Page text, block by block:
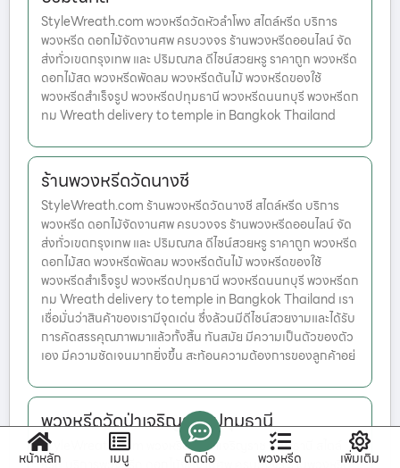
StyleWreath.com พวงหรีดวัดหัวลำโพง สไตล์หรีด บริการ
พวงหรีด ดอกไม้จัดงานศพ ครบวงจร ร้านพวงหรีดออนไลน์ จัด
ส่งทั่วเขตกรุงเทพ และ ปริมณฑล ดีไซน์สวยหรู ราคาถูก พวงหรีด
ดอกไม้สด พวงหรีดพัดลม พวงหรีดต้นไม้ พวงหรีดของใช้
พวงหรีดสำเร็จรูป พวงหรีดปทุมธานี พวงหรีดนนทบุรี พวงหรีดก
ทม Wreath delivery to temple in Bangkok Thailand
ร้านพวงหรีดวัดนางชี
StyleWreath.com ร้านพวงหรีดวัดนางชี สไตล์หรีด บริการ
พวงหรีด ดอกไม้จัดงานศพ ครบวงจร ร้านพวงหรีดออนไลน์ จัด
ส่งทั่วเขตกรุงเทพ และ ปริมณฑล ดีไซน์สวยหรู ราคาถูก พวงหรีด
ดอกไม้สด พวงหรีดพัดลม พวงหรีดต้นไม้ พวงหรีดของใช้
พวงหรีดสำเร็จรูป พวงหรีดปทุมธานี พวงหรีดนนทบุรี พวงหรีดก
ทม Wreath delivery to temple in Bangkok Thailand เรา
เชื่อมั่นว่าสินค้าของเรามีจุดเด่น ซึ่งล้วนมีดีไซน์สวยงามและได้รับ
การคัดสรรคุณภาพมาแล้วทั้งสิ้น ทันสมัย มีความเป็นตัวของตัว
เอง มีความชัดเจนมากยิ่งขึ้น สะท้อนความต้องการของลูกค้าอย่
พวงหรีดวัดป่าเจริญราช ปทุมธานี
StyleWreath.com พวงหรีดวัดป่าเจริญราช ปทุมธานี สไตล์
หน้าหลัก เมนู ติดต่อ พวงหรีด เพิ่มเติม